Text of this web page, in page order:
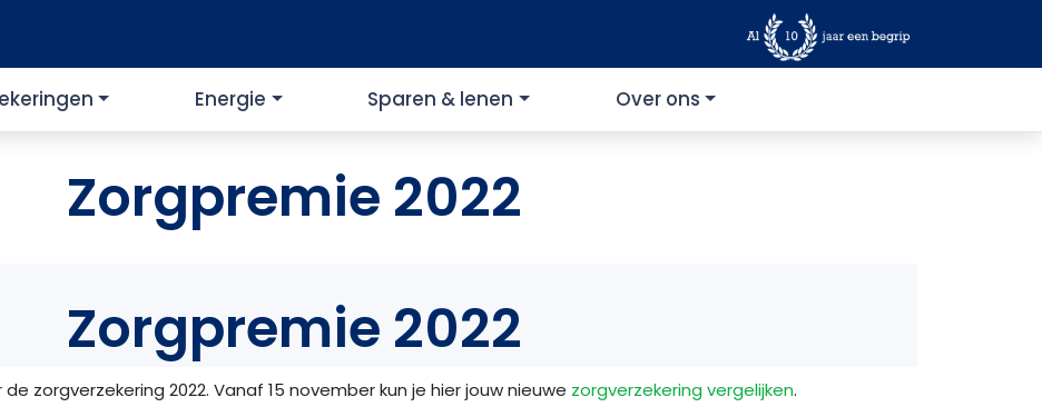
Energie Sparen & lenen Over ons
Zorgpremie 2022
Zorgpremie 2022
zorgverzekering 2022. Vanaf 15 november kun je hier jouw nieuwe zorgverzekering vergelijken.